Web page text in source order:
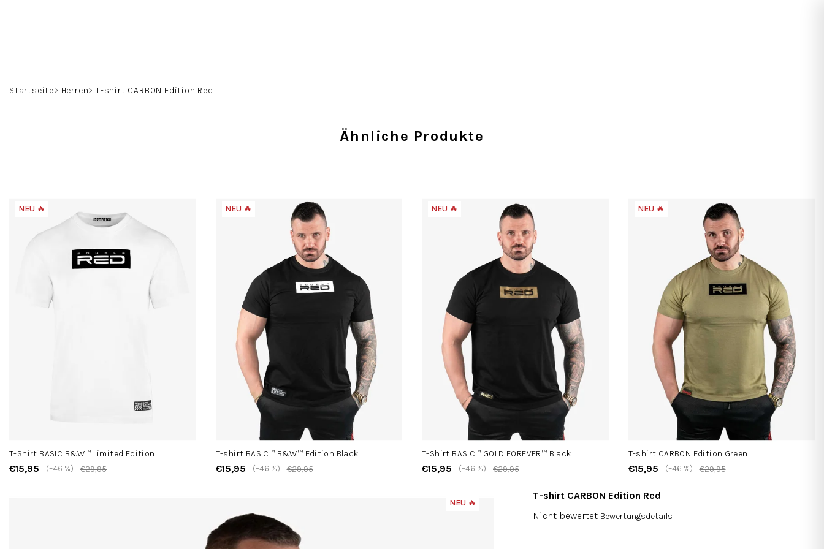
Startseite Herren T-shirt CARBON Edition Red
T-shirt CARBON Edition Red
Die
Nicht bewertet Bewertungsdetails
NEU 🔥
Ähnliche Produkte
NEU 🔥
T-Shirt BASIC B&W™ Limited Edition
€15,95 €29,95
(–46 %)
NEU 🔥
T-shirt BASIC™ B&W™ Edition Black
€15,95 €29,95
(–46 %)
NEU 🔥
T-Shirt BASIC™ GOLD FOREVER™ Black
€15,95 €29,95
(–46 %)
NEU 🔥
T-shirt CARBON Edition Green
€15,95 €29,95
(–46 %)